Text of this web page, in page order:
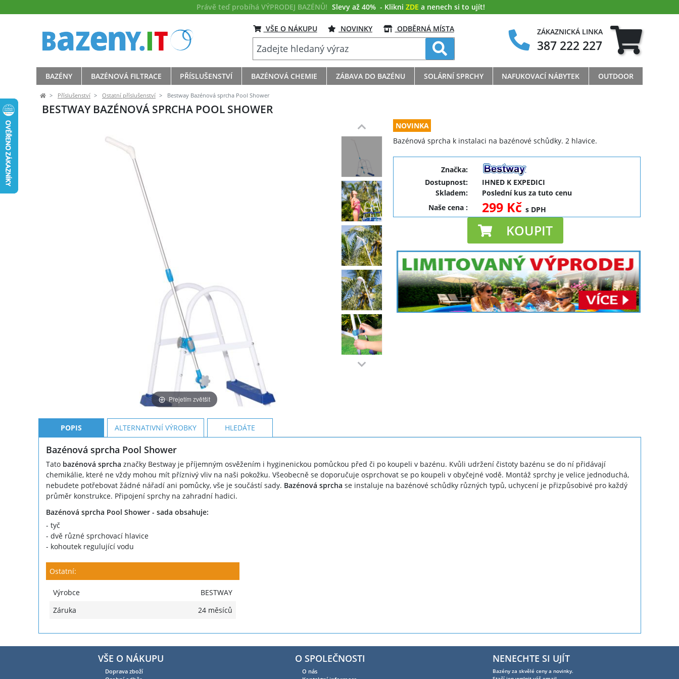
Právě teď probíhá VÝPRODEJ BAZÉNŮ! Slevy až 40% - Klikni ZDE a nenech si to ujít!
VŠE O NÁKUPU NOVINKY ODBĚRNÁ MÍSTA ZÁKAZNICKÁ LINKA
387 222 227
BAZÉNY BAZÉNOVÁ FILTRACE PŘÍSLUŠENSTVÍ BAZÉNOVÁ CHEMIE ZÁBAVA DO BAZÉNU SOLÁRNÍ SPRCHY NAFUKOVACÍ NÁBYTEK OUTDOOR
Příslušenství Ostatní příslušenství Bestway Bazénová sprcha Pool Shower
BESTWAY BAZÉNOVÁ SPRCHA POOL SHOWER
Přejetím zvětšit
NOVINKA
Bazénová sprcha k instalaci na bazénové schůdky. 2 hlavice.
Značka:
Dostupnost:
IHNED K EXPEDICI
Skladem:
Poslední kus za tuto cenu
Naše cena: 299 Kčs DPH
KOUPIT
POPIS ALTERNATIVNÍ VÝROBKY HLEDÁTE
Bazénová sprcha Pool Shower
Tato bazénová sprcha značky Bestway je příjemným osvěžením i hyginenickou pomůckou před či po koupeli v bazénu. Kvůli udržení čistoty bazénu se do ní přidávají
chemikálie, které ne vždy mohou mít příznivý vliv na naši pokožku. Všeobecně se doporučuje osprchovat se po koupeli v obyčejné vodě. Montáž sprchy je velice jednoduchá,
nebudete potřebovat žádné nářadí ani pomůcky, vše je součástí sady. Bazénová sprcha se instaluje na bazénové schůdky různých typů, uchycení je přizpůsobivé pro každý
průměr konstrukce. Připojení sprchy na zahradní hadici.
Bazénová sprcha Pool Shower - sada obsahuje:
- tyč
- dvě různé sprchovací hlavice
- kohoutek regulující vodu
Ostatní:
Výrobce
BESTWAY
Záruka
24 měsíců
VŠE O NÁKUPU
Doprava zboží
O SPOLEČNOSTI
O nás
NENECHTE SI UJÍT
Bazény za skvělé ceny a novinky.